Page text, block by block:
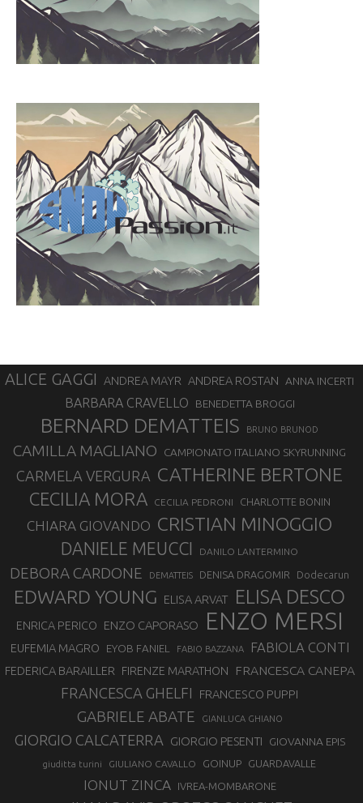
ALICE GAGGI ANDREA MAYR ANDREA ROSTAN ANNA INCERTI
BARBARA CRAVELLO BENEDETTA BROGGI
BERNARD DEMATTEIS BRUNO BRUNOD
CAMILLA MAGLIANO CAMPIONATO ITALIANO SKYRUNNING
CARMELA VERGURA CATHERINE BERTONE
CECILIA MORA CECILIA PEDRONI CHARLOTTE BONIN
CHIARA GIOVANDO CRISTIAN MINOGGIO
DANIELE MEUCCI DANILO LANTERMINO
DEBORA CARDONE DEMATTEIS DENISA DRAGOMIR Dodecarun
EDWARD YOUNG ELISA ARVAT ELISA DESCO
ENRICA PERICO ENZO CAPORASO ENZO MERSI
EUFEMIA MAGRO EYOB FANIEL FABIO BAZZANA FABIOLA CONTI
FEDERICA BARAILLER FIRENZE MARATHON FRANCESCA CANEPA
FRANCESCA GHELFI FRANCESCO PUPPI
GABRIELE ABATE GIANLUCA GHIANO
GIORGIO CALCATERRA GIORGIO PESENTI GIOVANNA EPIS
giuditta turini GIULIANO CAVALLO GOINUP GUARDAVALLE
IONUT ZINCA IVREA-MOMBARONE